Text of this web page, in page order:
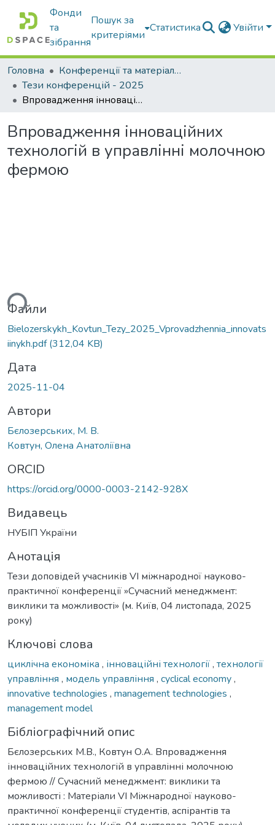
Фонди
та
зібрання
Пошук за
критеріями
Статистика Увійти
Головна
Конференції та матеріали конференцій
Тези конференцій - 2025
Впровадження інноваційних технологій в управлінні молочною фермою
Впровадження інноваційних
технологій в управлінні молочною
фермою
Файли
Bielozerskykh_Kovtun_Tezy_2025_Vprovadzhennia_innovats
iinykh.pdf(312,04 KB)
Дата
2025-11-04
Автори
Бєлозерських, М. В.
Ковтун, Олена Анатоліївна
ORCID
https://orcid.org/0000-0003-2142-928X
Видавець
НУБІП України
Анотація
Тези доповідей учасників VI міжнародної науково-
практичної конференції »Cучасний менеджмент:
виклики та можливості» (м. Київ, 04 листопада, 2025
року)
Ключові слова
циклічна економіка , інноваційні технології, технології
управління , модель управління , cyclical economy,
innovative technologies , management technologies ,
management model
Бібліографічний опис
Бєлозерських М.В., Ковтун О.А. Впровадження
інноваційних технологій в управлінні молочною
фермою // Cучасний менеджмент: виклики та
можливості : Матеріали VІ Міжнародної науково-
практичної конференції студентів, аспірантів та